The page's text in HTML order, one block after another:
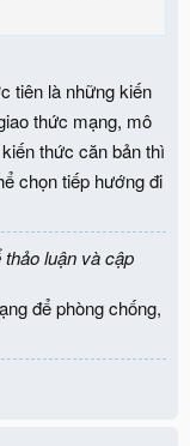
tiên là những kiến
thức mạng, mô
thức căn bản thì
chọn tiếp hướng đi
luận và cập
để phòng chống,